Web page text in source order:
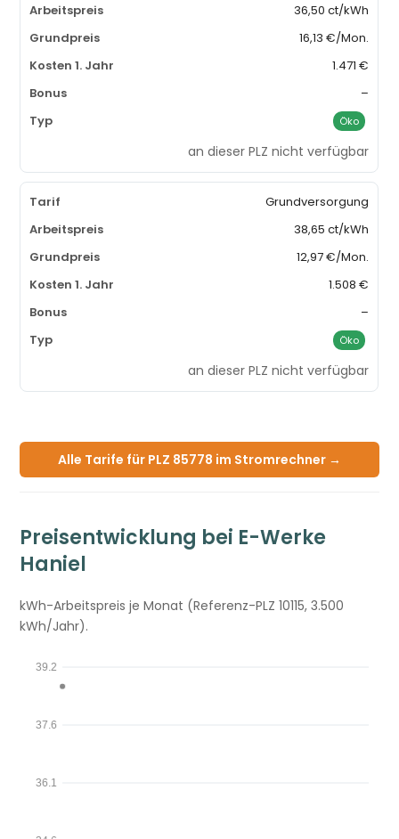
36,50 ct/kWh
16,13 €/Mon.
1.471 €
–
Öko
an dieser PLZ nicht verfügbar
Grundversorgung
38,65 ct/kWh
12,97 €/Mon.
1.508 €
–
Öko
an dieser PLZ nicht verfügbar
Alle Tarife für PLZ 85778 im Stromrechner →
Preisentwicklung bei E-Werke
Haniel
kWh-Arbeitspreis je Monat (Referenz-PLZ 10115, 3.500
kWh/Jahr).